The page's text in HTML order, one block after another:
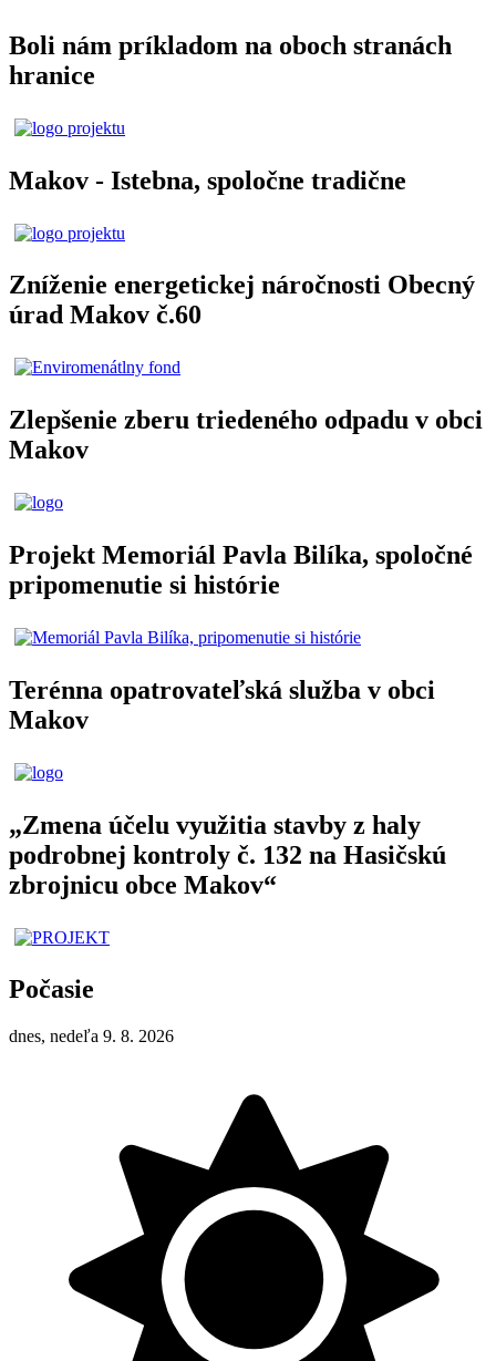
Boli nám príkladom na oboch stranách
hranice
Makov - Istebna, spoločne tradične
Zníženie energetickej náročnosti Obecný
úrad Makov č.60
Zlepšenie zberu triedeného odpadu v obci
Makov
Projekt Memoriál Pavla Bilíka, spoločné
pripomenutie si histórie
Terénna opatrovateľská služba v obci
Makov
„Zmena účelu využitia stavby z haly
podrobnej kontroly č. 132 na Hasičskú
zbrojnicu obce Makov“
Počasie
dnes, nedeľa 9. 8. 2026